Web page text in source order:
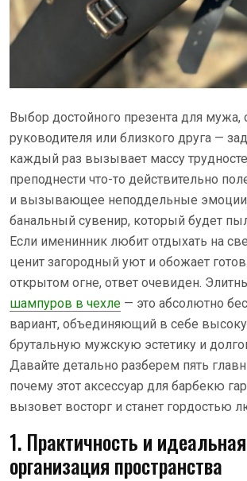
Выбор достойного презента для мужа,
руководителя или близкого друга —
каждый раз вызывает массу
преподнести что-то действительно
и вызывающее неподдельные эмоции,
банальный сувенир, который будет
Если именинник любит отдыхать на
ценит загородный уют и обожает
открытом огне, ответ очевиден.
шампуров в чехле — это абсолютно
вариант, объединяющий в себе
брутальную мужскую эстетику и
Давайте детально разберем пять
почему этот аксессуар для барбекю
вызовет восторг и станет гордостью
1. Практичность и идеальная
организация пространства